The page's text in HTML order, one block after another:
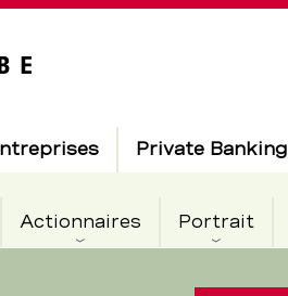
Private Banking
Actionnaires Portrait